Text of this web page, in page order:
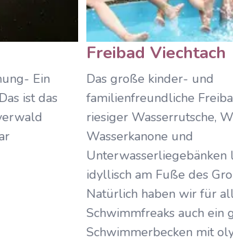
Ein
ist das
Freibad Viechtach
Das große kinder- und
familienfreundliche
riesiger Wasserrutsche,
Wasserkanone und
Unterwasserliegebänken
idyllisch am Fuße des
Natürlich haben wir für
Schwimmfreaks auch ein
Schwimmerbecken mit